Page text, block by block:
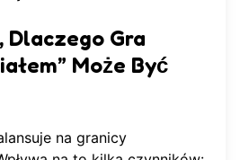
Dlaczego Gra
Może Być
na granicy